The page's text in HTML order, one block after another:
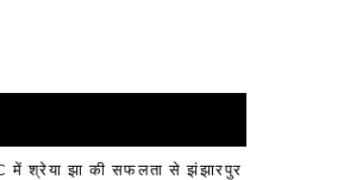
में श्रेया झा की सफलता से झंझारपुर